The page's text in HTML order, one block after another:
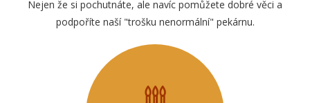
Nejen že si pochutnáte, ale navíc pomůžete dobré věci a
podpoříte naší "trošku nenormální" pekárnu.